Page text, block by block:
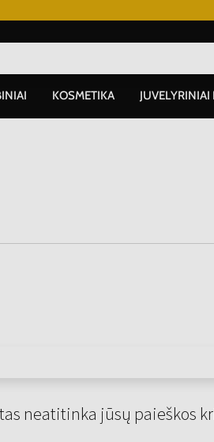
KOSMETIKA
neatitinka jūsų paieškos